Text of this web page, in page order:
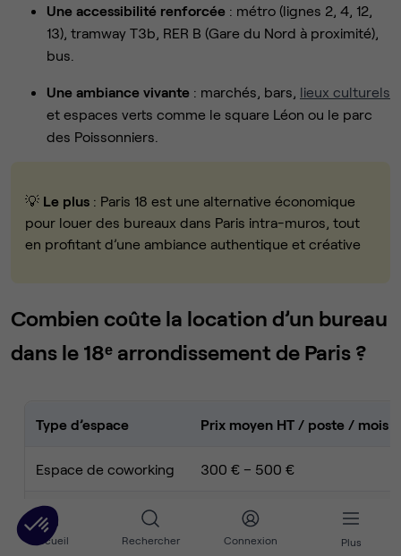
Accueil Rechercher Connexion Plus
Une accessibilité renforcée : métro (lignes 2, 4, 12,
13), tramway T3b, RER B (Gare du Nord à proximité),
bus.
Une ambiance vivante : marchés, bars, lieux culturels
et espaces verts comme le square Léon ou le parc
des Poissonniers.
💡 Le plus : Paris 18 est une alternative économique
pour louer des bureaux dans Paris intra-muros, tout
en profitant d’une ambiance authentique et créative
Combien coûte la location d’un bureau
dans le 18ᵉ arrondissement de Paris ?
Type d’espace Prix moyen HT / poste / mois
Espace de coworking 300 € – 500 €
Bureau privatif 450 € – 650 €